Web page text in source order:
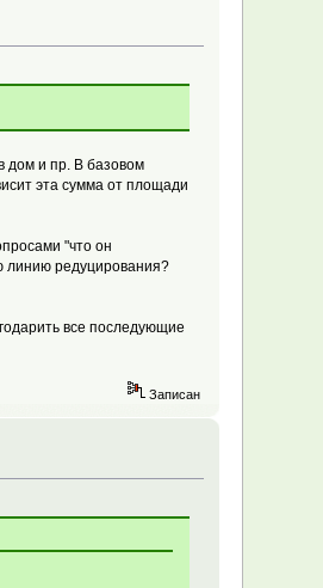
дом и пр. В базовом
эта сумма от площади
"что он
линию редуцирования?
все последующие
Записан